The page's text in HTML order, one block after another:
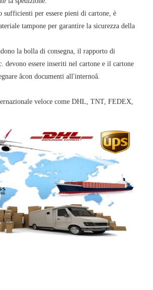
sufficienti per essere pieni di cartone, è
tampone per garantire la sicurezza della
la bolla di consegna, il rapporto di
devono essere inseriti nel cartone e il cartone
âcon documenti all'internoâ.
veloce come DHL, TNT, FEDEX,